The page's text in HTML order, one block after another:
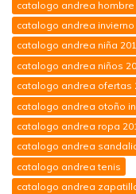
catalogo andrea hombre
catalogo andrea invierno
catalogo andrea niña
catalogo andrea niños
catalogo andrea ofertas
catalogo andrea otoño
catalogo andrea ropa
catalogo andrea
catalogo andrea tenis
catalogo andrea